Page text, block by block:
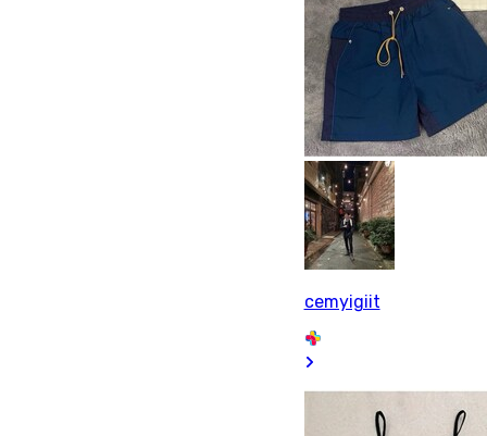
cemyigiit